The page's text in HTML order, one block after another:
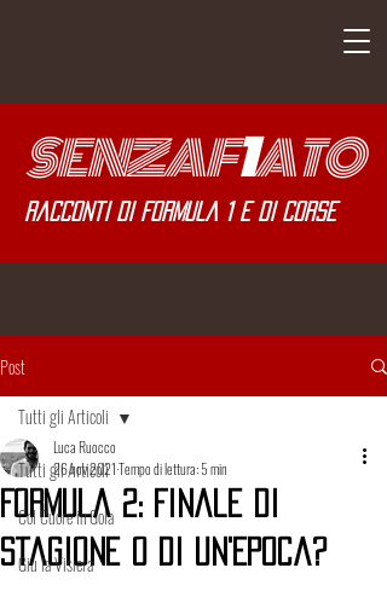
SENZAF1ATO
Racconti di Formula 1 e di corse
Post
Tutti gli Articoli
Col Cuore in Gola
Giù la Visiera
Tutti gli Articoli
Formula 2: Finale di
Stagione o di un'Epoca?
Luca Ruocco
26 nov 2021Tempo di lettura: 5 min